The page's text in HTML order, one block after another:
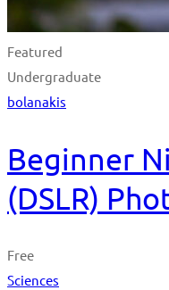
Featured
Undergraduate
bolanakis
Beginner
(DSLR)
Free
Sciences